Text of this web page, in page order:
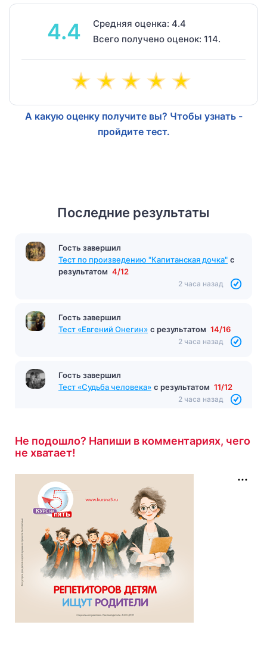
4.4
Средняя оценка: 4.4
Всего получено оценок: 114.
А какую оценку получите вы? Чтобы узнать -
пройдите тест.
Последние результаты
Гость завершил
Тест по произведению "Капитанская дочка" с
результатом 4/12
2 часа назад
Гость завершил
Тест «Евгений Онегин» с результатом 14/16
2 часа назад
Гость завершил
Тест «Судьба человека» с результатом 11/12
2 часа назад
Не подошло? Напиши в комментариях, чего
не хватает!